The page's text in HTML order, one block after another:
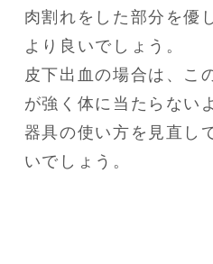
肉割れをした部分を優
より良いでしょう。
皮下出血の場合は、こ
が強く体に当たらない
器具の使い方を見直し
いでしょう。